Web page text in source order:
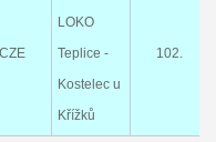
CZE
LOKO
Teplice -
Kostelec u
Křížků
102.